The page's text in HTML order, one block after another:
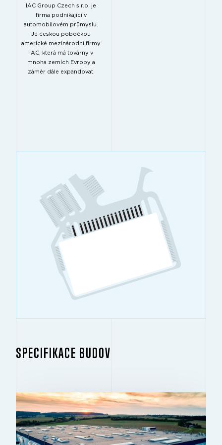
IAC Group Czech s.r.o. je
firma podnikající v
automobilovém průmyslu.
Je českou pobočkou
americké mezinárodní firmy
IAC, která má továrny v
mnoha zemích Evropy a
záměr dále expandovat.
SPECIFIKACE BUDOV
BUDOVA 1
14 015 M
2